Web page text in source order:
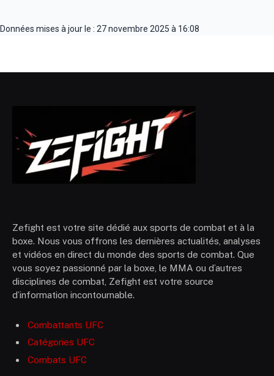
Données mises à jour le : 27 novembre 2025 à 16:08
Zefight est votre site dédié aux sports de combat et à la
boxe. Nous vous offrons les dernières actualités, analyses
et vidéos en direct du monde des sports de combat. Que
vous soyez passionné par la boxe, le MMA ou d’autres
disciplines de combat, Zefight est votre source
d’information incontournable.
Combattants UFC
Catégories UFC
Combats UFC